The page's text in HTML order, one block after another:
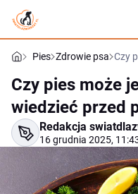
Pies Zdrowie psa Czy
Czy pies może
wiedzieć przed
Redakcja
16 grudnia 2025,